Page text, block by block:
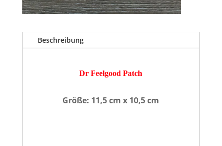
Beschreibung
Dr Feelgood Patch
Größe: 11,5 cm x 10,5 cm